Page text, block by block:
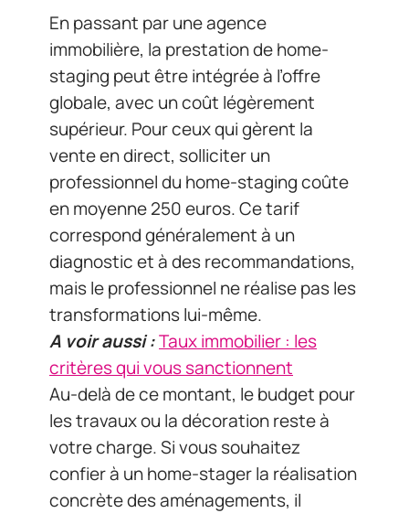
En passant par une agence
immobilière, la prestation de home-
staging peut être intégrée à l’offre
globale, avec un coût légèrement
supérieur. Pour ceux qui gèrent la
vente en direct, solliciter un
professionnel du home-staging coûte
en moyenne 250 euros. Ce tarif
correspond généralement à un
diagnostic et à des recommandations,
mais le professionnel ne réalise pas les
transformations lui-même.
A voir aussi :Taux immobilier : les
critères qui vous sanctionnent
Au-delà de ce montant, le budget pour
les travaux ou la décoration reste à
votre charge. Si vous souhaitez
confier à un home-stager la réalisation
concrète des aménagements, il